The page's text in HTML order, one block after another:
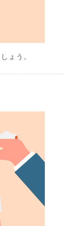
ょう。